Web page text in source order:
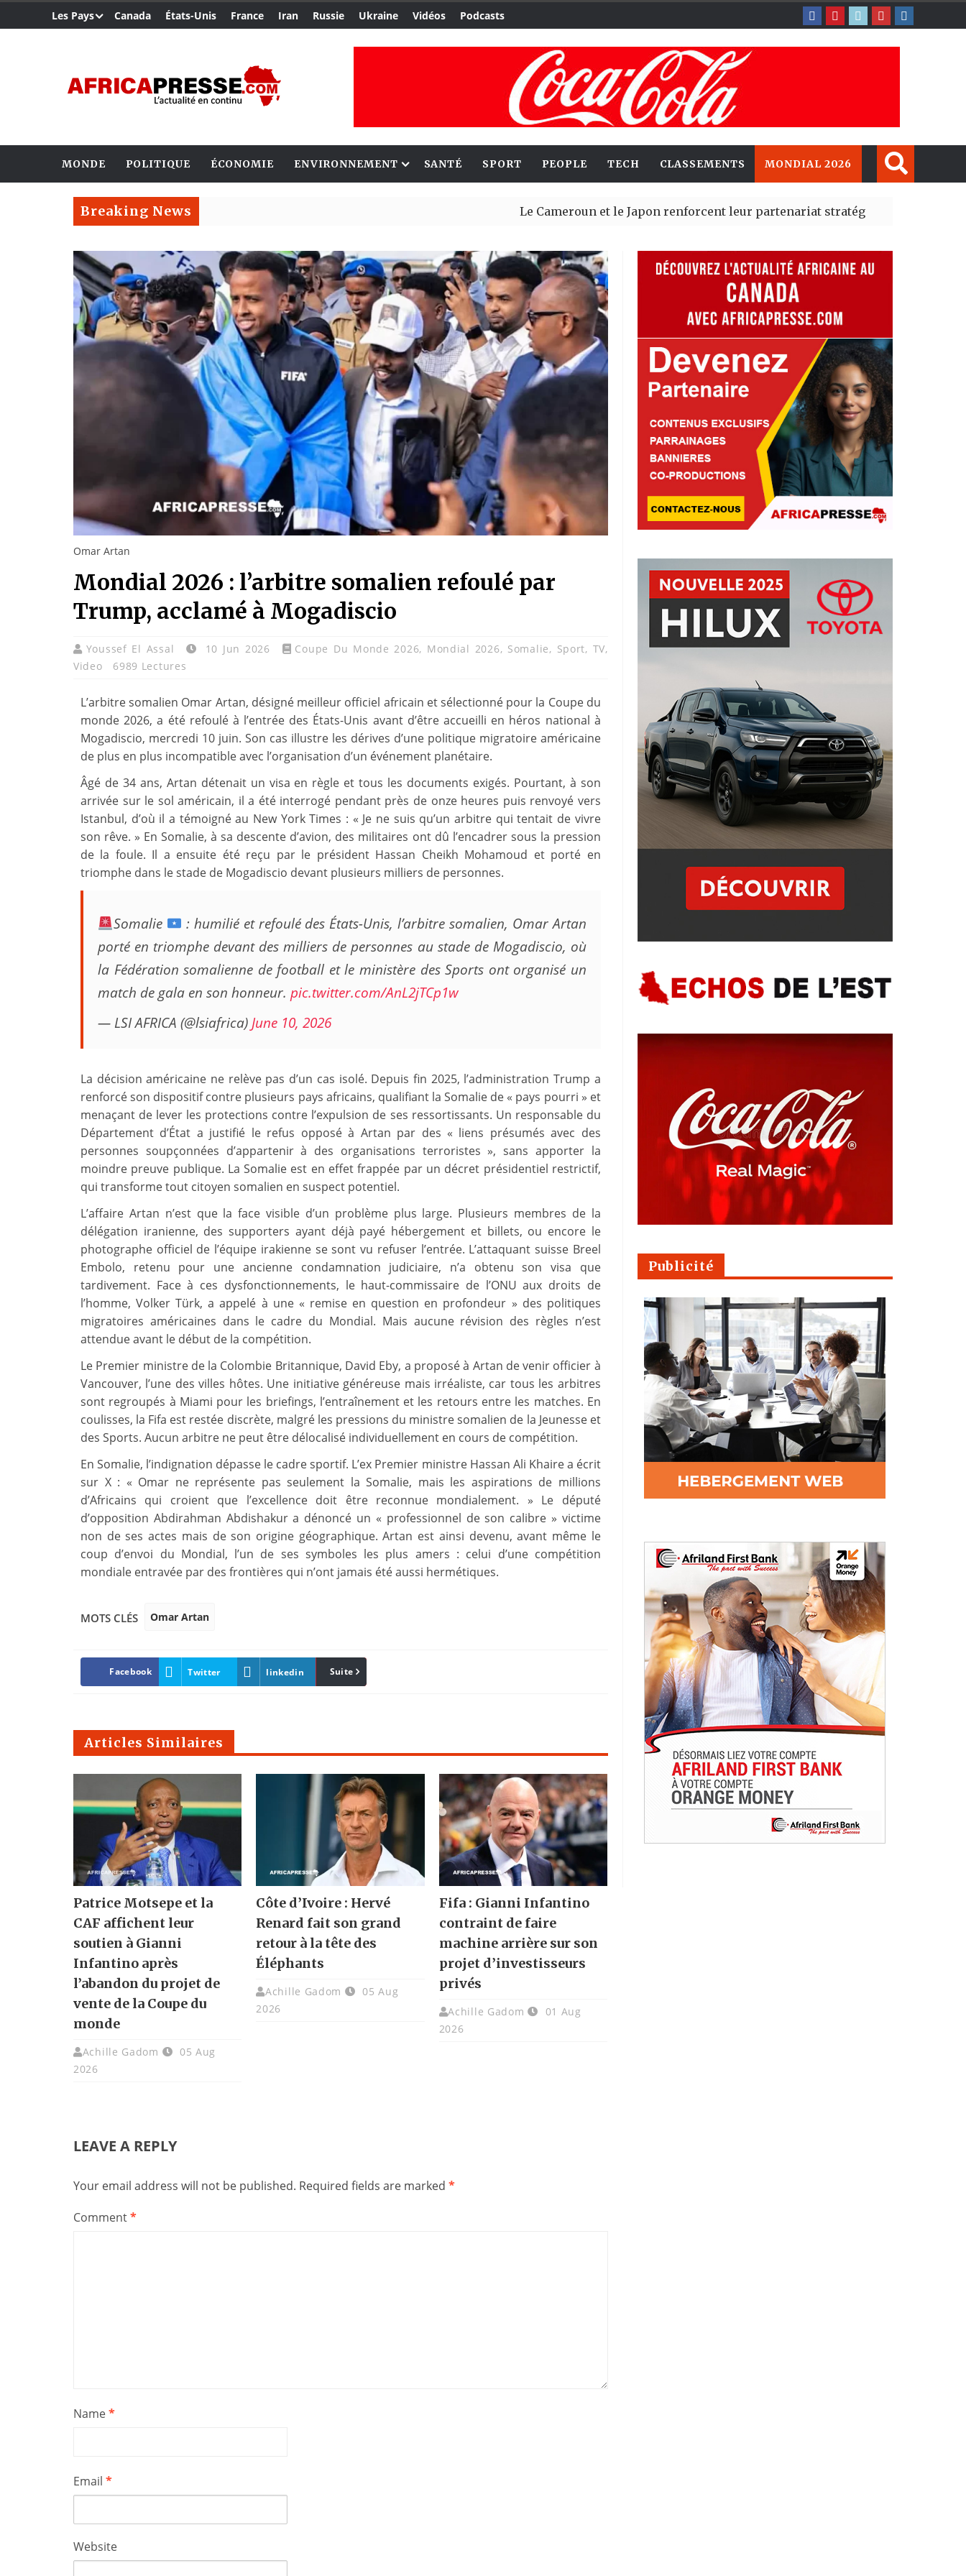
Les Pays Canada États-Unis France Iran Russie Ukraine Vidéos Podcasts
MONDE POLITIQUE ÉCONOMIE ENVIRONNEMENT SANTÉ SPORT PEOPLE TECH CLASSEMENTS MONDIAL 2026
Breaking News Le Cameroun et le Japon renforcent leur partenariat stratégique avec un cap sur l’IA
Omar Artan
Mondial 2026 : l’arbitre somalien refoulé par
Trump, acclamé à Mogadiscio
Youssef El Assal 10 Jun 2026 Coupe Du Monde 2026, Mondial 2026, Somalie, Sport, TV,
Video
6989 Lectures
L’arbitre somalien Omar Artan, désigné meilleur officiel africain et sélectionné pour la Coupe du
monde 2026, a été refoulé à l’entrée des États-Unis avant d’être accueilli en héros national à
Mogadiscio, mercredi 10 juin. Son cas illustre les dérives d’une politique migratoire américaine
de plus en plus incompatible avec l’organisation d’un événement planétaire.
Âgé de 34 ans, Artan détenait un visa en règle et tous les documents exigés. Pourtant, à son
arrivée sur le sol américain, il a été interrogé pendant près de onze heures puis renvoyé vers
Istanbul, d’où il a témoigné au New York Times : « Je ne suis qu’un arbitre qui tentait de vivre
son rêve. » En Somalie, à sa descente d’avion, des militaires ont dû l’encadrer sous la pression
de la foule. Il a ensuite été reçu par le président Hassan Cheikh Mohamoud et porté en
triomphe dans le stade de Mogadiscio devant plusieurs milliers de personnes.
Somalie
: humilié et refoulé des États-Unis, l’arbitre somalien, Omar Artan
porté en triomphe devant des milliers de personnes au stade de Mogadiscio, où
la Fédération somalienne de football et le ministère des Sports ont organisé un
match de gala en son honneur. pic.twitter.com/AnL2jTCp1w
— LSI AFRICA (@lsiafrica) June 10, 2026
La décision américaine ne relève pas d’un cas isolé. Depuis fin 2025, l’administration Trump a
renforcé son dispositif contre plusieurs pays africains, qualifiant la Somalie de « pays pourri » et
menaçant de lever les protections contre l’expulsion de ses ressortissants. Un responsable du
Département d’État a justifié le refus opposé à Artan par des « liens présumés avec des
personnes soupçonnées d’appartenir à des organisations terroristes », sans apporter la
moindre preuve publique. La Somalie est en effet frappée par un décret présidentiel restrictif,
qui transforme tout citoyen somalien en suspect potentiel.
L’affaire Artan n’est que la face visible d’un problème plus large. Plusieurs membres de la
délégation iranienne, des supporters ayant déjà payé hébergement et billets, ou encore le
photographe officiel de l’équipe irakienne se sont vu refuser l’entrée. L’attaquant suisse Breel
Embolo, retenu pour une ancienne condamnation judiciaire, n’a obtenu son visa que
tardivement. Face à ces dysfonctionnements, le haut-commissaire de l’ONU aux droits de
l’homme, Volker Türk, a appelé à une « remise en question en profondeur » des politiques
migratoires américaines dans le cadre du Mondial. Mais aucune révision des règles n’est
attendue avant le début de la compétition.
Le Premier ministre de la Colombie Britannique, David Eby, a proposé à Artan de venir officier à
Vancouver, l’une des villes hôtes. Une initiative généreuse mais irréaliste, car tous les arbitres
sont regroupés à Miami pour les briefings, l’entraînement et les retours entre les matches. En
coulisses, la Fifa est restée discrète, malgré les pressions du ministre somalien de la Jeunesse et
des Sports. Aucun arbitre ne peut être délocalisé individuellement en cours de compétition.
En Somalie, l’indignation dépasse le cadre sportif. L’ex Premier ministre Hassan Ali Khaire a écrit
sur X : « Omar ne représente pas seulement la Somalie, mais les aspirations de millions
d’Africains qui croient que l’excellence doit être reconnue mondialement. » Le député
d’opposition Abdirahman Abdishakur a dénoncé un « professionnel de son calibre » victime
non de ses actes mais de son origine géographique. Artan est ainsi devenu, avant même le
coup d’envoi du Mondial, l’un de ses symboles les plus amers : celui d’une compétition
mondiale entravée par des frontières qui n’ont jamais été aussi hermétiques.
MOTS CLÉS Omar Artan
Facebook Twitter linkedin Pinterest
Suite
Articles Similaires
Patrice Motsepe et la
CAF affichent leur
soutien à Gianni
Infantino après
l’abandon du projet de
vente de la Coupe du
monde
Achille Gadom
05 Aug
2026
Côte d’Ivoire : Hervé
Renard fait son grand
retour à la tête des
Éléphants
Achille Gadom
05 Aug
2026
Fifa : Gianni Infantino
contraint de faire
machine arrière sur son
projet d’investisseurs
privés
Achille Gadom
01 Aug
2026
LEAVE A REPLY
Your email address will not be published. Required fields are marked *
Comment*
Name*
Email *
Website
Publicité